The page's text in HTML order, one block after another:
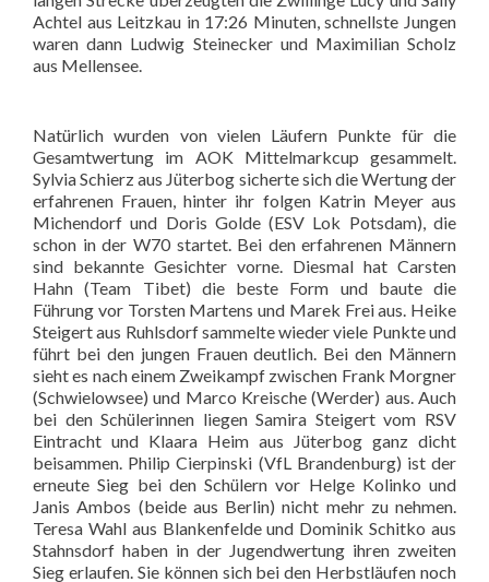
Achtel aus Leitzkau in 17:26 Minuten, schnellste Jungen
waren dann Ludwig Steinecker und Maximilian Scholz
aus Mellensee.
Natürlich wurden von vielen Läufern Punkte für die
Gesamtwertung im AOK Mittelmarkcup gesammelt.
Sylvia Schierz aus Jüterbog sicherte sich die Wertung der
erfahrenen Frauen, hinter ihr folgen Katrin Meyer aus
Michendorf und Doris Golde (ESV Lok Potsdam), die
schon in der W70 startet. Bei den erfahrenen Männern
sind bekannte Gesichter vorne. Diesmal hat Carsten
Hahn (Team Tibet) die beste Form und baute die
Führung vor Torsten Martens und Marek Frei aus. Heike
Steigert aus Ruhlsdorf sammelte wieder viele Punkte und
führt bei den jungen Frauen deutlich. Bei den Männern
sieht es nach einem Zweikampf zwischen Frank Morgner
(Schwielowsee) und Marco Kreische (Werder) aus. Auch
bei den Schülerinnen liegen Samira Steigert vom RSV
Eintracht und Klaara Heim aus Jüterbog ganz dicht
beisammen. Philip Cierpinski (VfL Brandenburg) ist der
erneute Sieg bei den Schülern vor Helge Kolinko und
Janis Ambos (beide aus Berlin) nicht mehr zu nehmen.
Teresa Wahl aus Blankenfelde und Dominik Schitko aus
Stahnsdorf haben in der Jugendwertung ihren zweiten
Sieg erlaufen. Sie können sich bei den Herbstläufen noch